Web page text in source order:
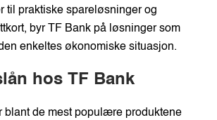
til praktiske spareløsninger og
byr TF Bank på løsninger som
enkeltes økonomiske situasjon.
hos TF Bank
blant de mest populære produktene